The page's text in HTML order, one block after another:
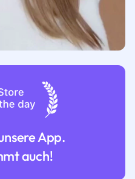
App.
auch!